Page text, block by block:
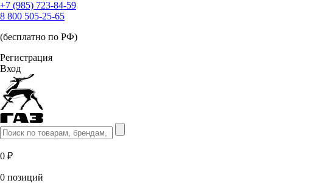
+7 (985) 723-84-59
8 800 505-25-65
(бесплатно по РФ)
Регистрация
Вход
0 ₽
0 позиций